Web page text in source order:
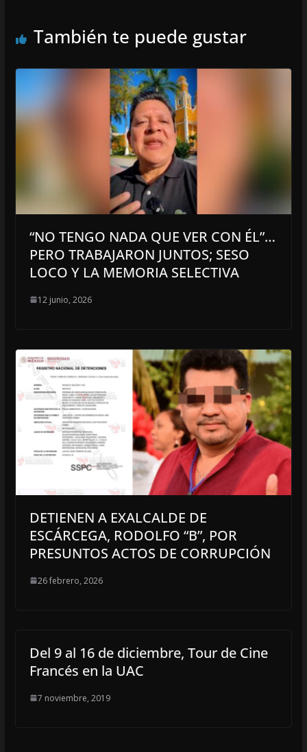
También te puede gustar
“NO TENGO NADA QUE VER CON ÉL”…
PERO TRABAJARON JUNTOS; SESO
LOCO Y LA MEMORIA SELECTIVA
12 junio, 2026
DETIENEN A EXALCALDE DE
ESCÁRCEGA, RODOLFO “B”, POR
PRESUNTOS ACTOS DE CORRUPCIÓN
26 febrero, 2026
Del 9 al 16 de diciembre, Tour de Cine
Francés en la UAC
7 noviembre, 2019